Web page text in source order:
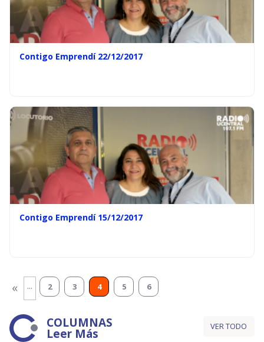
Contigo Emprendí 22/12/2017
Contigo Emprendí 15/12/2017
« ... 2 3 4 5 6
COLUMNAS
Leer Más VER TODO